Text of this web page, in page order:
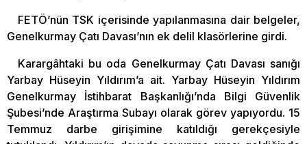
FETÖ’nün TSK içerisinde yapılanmasına dair belgeler,
Genelkurmay Çatı Davası’nın ek delil klasörlerine girdi.
Karargâhtaki bu oda Genelkurmay Çatı Davası sanığı
Yarbay Hüseyin Yıldırım’a ait. Yarbay Hüseyin Yıldırım
Genelkurmay İstihbarat Başkanlığı’nda Bilgi Güvenlik
Şubesi’nde Araştırma Subayı olarak görev yapıyordu. 15
Temmuz darbe girişimine katıldığı gerekçesiyle